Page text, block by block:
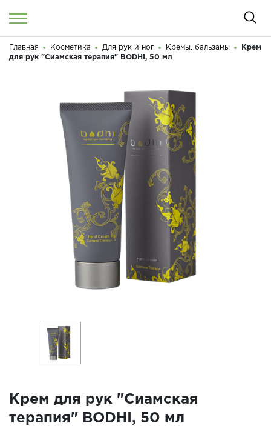
Войти / Регистрация
О МАГАЗИНЕ
ДОСТАВКА И ОПЛАТА
Здравствуйте! Что вы ищете?
Главная Косметика Для рук и ног Кремы, бальзамы
Крем
для рук "Сиамская терапия" BODHI, 50 мл
Крем для рук "Сиамская
терапия" BODHI, 50 мл